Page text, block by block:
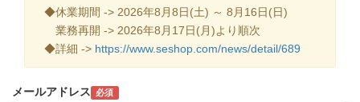
◆休業期間 -> 2026年8月8日(土) ～ 8月16日(日)
業務再開 -> 2026年8月17日(月)より順次
◆詳細 -> https://www.seshop.com/news/detail/689
メールアドレス 必須